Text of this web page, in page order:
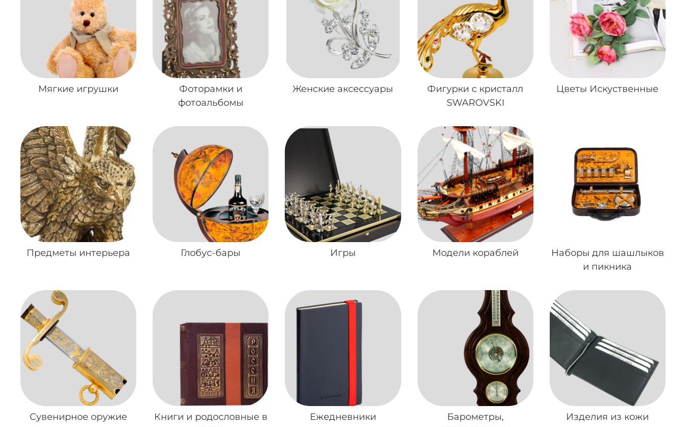
Мягкие игрушки
Фоторамки и
фотоальбомы
Женские аксессуары
Фигурки с кристалл
SWAROVSKI
Цветы Искуственные
Предметы интерьера Глобус-бары Игры Модели кораблей
Наборы для шашлыков
и пикника
Сувенирное оружие
Книги и родословные в
Ежедневники
Барометры,
Изделия из кожи